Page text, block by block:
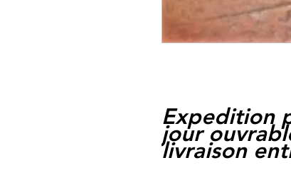
Expedition
jour
livraison